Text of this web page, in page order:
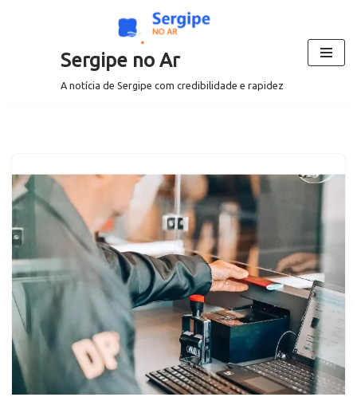
Sergipe no Ar
A notícia de Sergipe com credibilidade e rapidez